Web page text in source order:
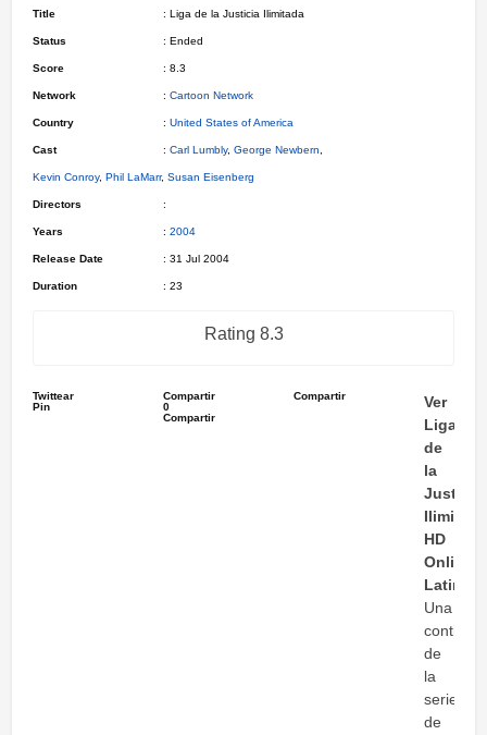
Title : Liga de la Justicia Ilimitada
Status : Ended
Score : 8.3
Network : Cartoon Network
Country : United States of America
Cast : Carl Lumbly, George Newbern
Kevin Conroy, Phil LaMarr, Susan Eisenberg
Directors :
Years : 2004
Release Date : 31 Jul 2004
Duration : 23
Rating 8.3
Twittear Compartir
Compartir
Pin
0
Compartir
Ver
Liga
de
la
Justicia
Ilimitada
HD
Online
Latino
Una
de
la
serie
de